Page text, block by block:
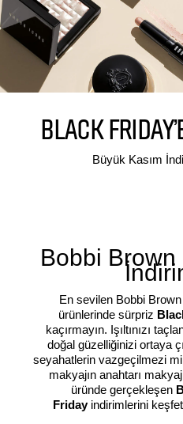
BLACK
Büyük Kasım
Bobbi
En sevilen Bobbi
ürünlerinde sürpriz
kaçırmayın. Işıltınızı
doğal güzelliğinizi ortaya
seyahatlerin vazgeçilmezi
makyajın anahtarı
üründe gerçekleşen
Fridayindirimlerini